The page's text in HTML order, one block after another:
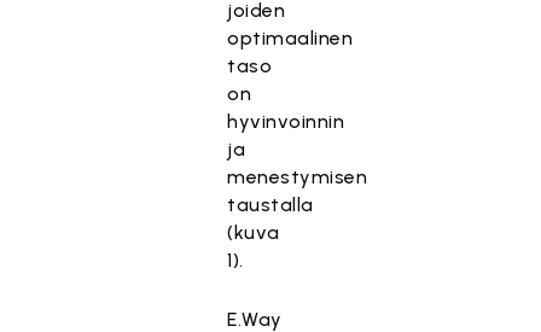
joiden
optimaalinen
taso
on
hyvinvoinnin
ja
menestymisen
taustalla
(kuva
1).
E.Way